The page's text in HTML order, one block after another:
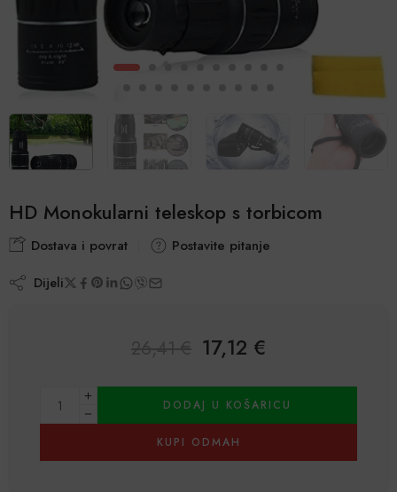
HD Monokularni teleskop s torbicom
Dostava i povrat Postavite pitanje
Dijeli
26,41 17,12 €
DODAJ U KOŠARICU
KUPI ODMAH
Alternative: